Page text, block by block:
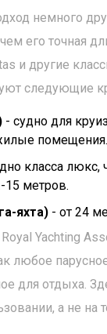
немного
его точная
и другие
следующие
- судно для
помещения.
класса люкс,
15 метров.
яхта) - от 24
Yachting
любое
для отдыха.
а не на